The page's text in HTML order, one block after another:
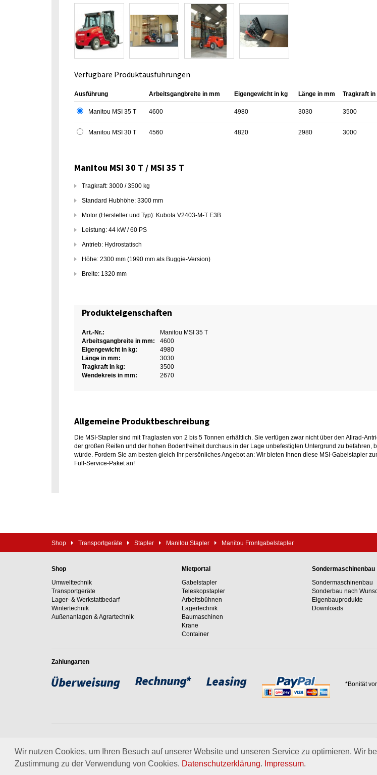
Wir nutzen Cookies, um Ihren Besuch auf unserer Website und unseren Service zu optimieren. Wir
Zustimmung zu der Verwendung von Cookies. Datenschutzerklärung. Impressum.
Verfügbare Produktausführungen
Ausführung Arbeitsgangbreite in mm Eigengewicht in kg Länge in mm Tragkraft in
Manitou MSI 35 T 4600 4980 3030 3500
Manitou MSI 30 T 4560 4820 2980 3000
Manitou MSI 30 T / MSI 35 T
Tragkraft: 3000 / 3500 kg
Standard Hubhöhe: 3300 mm
Motor (Hersteller und Typ): Kubota V2403-M-T E3B
Leistung: 44 kW / 60 PS
Antrieb: Hydrostatisch
Höhe: 2300 mm (1990 mm als Buggie-Version)
Breite: 1320 mm
Produkteigenschaften
Art.-Nr.:
Manitou MSI 35 T
Arbeitsgangbreite in mm:
4600
Eigengewicht in kg:
4980
Länge in mm:
3030
Tragkraft in kg:
3500
Wendekreis in mm:
2670
Allgemeine Produktbeschreibung
Die MSI-Stapler sind mit Traglasten von 2 bis 5 Tonnen erhältlich. Sie verfügen zwar nicht über den Allrad-
der großen Reifen und der hohen Bodenfreiheit durchaus in der Lage unbefestigten Untergrund zu befahren,
würde. Fordern Sie am besten gleich Ihr persönliches Angebot an: Wir bieten Ihnen diese MSI-Gabelstapler
Full-Service-Paket an!
Shop Transportgeräte Stapler Manitou Stapler Manitou Frontgabelstapler
Shop
Umwelttechnik
Transportgeräte
Lager- & Werkstattbedarf
Wintertechnik
Außenanlagen & Agrartechnik
Mietportal
Gabelstapler
Teleskopstapler
Arbeitsbühnen
Lagertechnik
Baumaschinen
Krane
Container
Sondermaschinenbau
Sondermaschinenbau
Sonderbau nach
Eigenbauprodukte
Downloads
Zahlungarten
*Bonität
Weltweit setzen wir unsere Erfahrungswerte und unser Streben nach innovativen
um. Erfahren Sie mehr über uns. mehr über Wagner